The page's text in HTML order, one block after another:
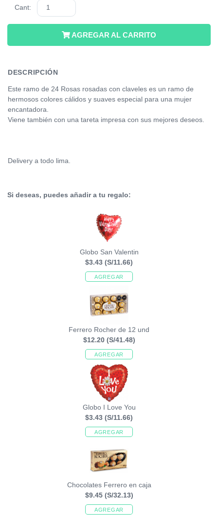
Cant:
AGREGAR AL CARRITO
DESCRIPCIÓN
Este ramo de 24 Rosas rosadas con claveles es un ramo de
hermosos colores cálidos y suaves especial para una mujer
encantadora.
Viene también con una tareta impresa con sus mejores deseos.
Delivery a todo lima.
Si deseas, puedes añadir a tu regalo:
Globo San Valentin
$3.43 (S/11.66)
AGREGAR
Ferrero Rocher de 12 und
$12.20 (S/41.48)
AGREGAR
Globo I Love You
$3.43 (S/11.66)
AGREGAR
Chocolates Ferrero en caja
$9.45 (S/32.13)
AGREGAR